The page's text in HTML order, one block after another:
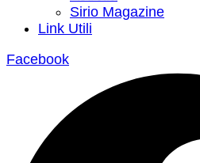
Sirio Magazine
Link Utili
Facebook